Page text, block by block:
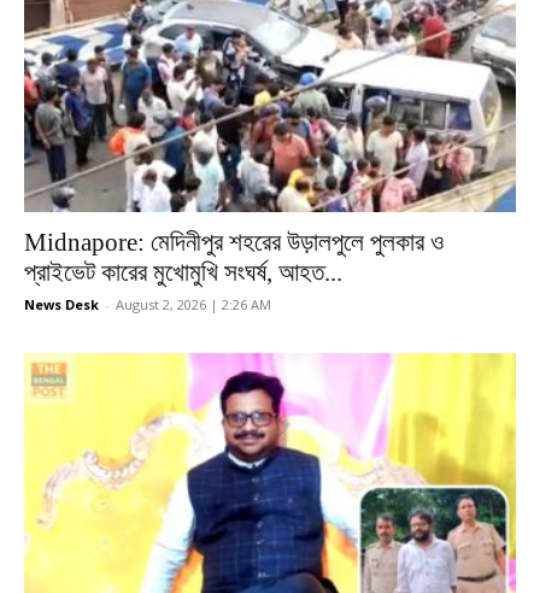
Midnapore: মেদিনীপুর শহরের উড়ালপুলে পুলকার ও
প্রাইভেট কারের মুখোমুখি সংঘর্ষ, আহত...
News Desk - August 2, 2026 | 2:26 AM